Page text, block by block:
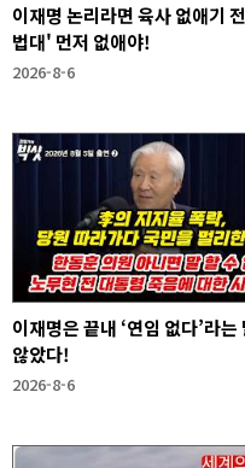
이재명 논리라면 육사 없애기
법대' 먼저 없애야!
2026-8-6
이재명은 끝내 ‘연임 없다’라는 말은 하지
않았다!
2026-8-6